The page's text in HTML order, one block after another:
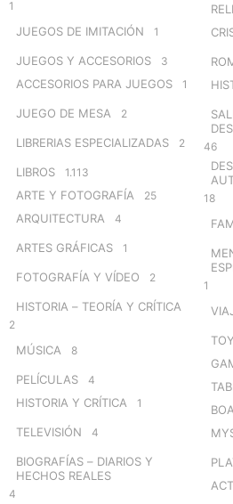
1
JUEGOS DE IMITACIÓN 1
JUEGOS Y ACCESORIOS 3
ACCESORIOS PARA JUEGOS 1
JUEGO DE MESA 2
LIBRERIAS ESPECIALIZADAS 2
LIBROS 1.113
ARTE Y FOTOGRAFÍA 25
ARQUITECTURA 4
ARTES GRÁFICAS 1
FOTOGRAFÍA Y VÍDEO 2
HISTORIA – TEORÍA Y CRÍTICA
2
MÚSICA 8
PELÍCULAS 4
HISTORIA Y CRÍTICA 1
TELEVISIÓN 4
BIOGRAFÍAS – DIARIOS Y
HECHOS REALES
4
46
18
1